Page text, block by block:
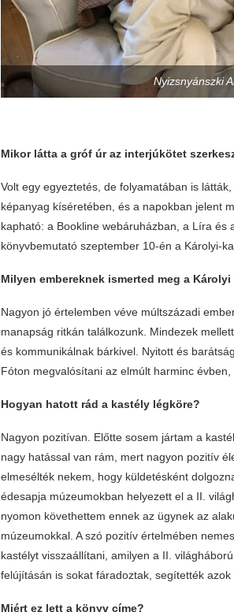
Nyizsnyánszki
Mikor látta a gróf úr az interjúkötet
Volt egy egyeztetés, de folyamatában is
képanyag kíséretében, és a napokban jelent
kapható: a Bookline webáruházban, a Líra és
könyvbemutató szeptember 10-én a Károlyi-
Milyen embereknek ismerted meg a Károlyi
Nagyon jó értelemben véve múltszázadi
manapság ritkán találkozunk. Mindezek
és kommunikálnak bárkivel. Nyitott és
Fóton megvalósítani az elmúlt harminc
Hogyan hatott rád a kastély légköre?
Nagyon pozitívan. Előtte sosem jártam a
nagy hatással van rám, mert nagyon pozitív
elmesélték nekem, hogy küldetésként
édesapja múzeumokban helyezett el a II.
nyomon követhettem ennek az ügynek az
múzeumokkal. A szó pozitív értelmében
kastélyt visszaállítani, amilyen a II.
felújításán is sokat fáradoztak, segítették azok
Miért ez lett a könyv címe?